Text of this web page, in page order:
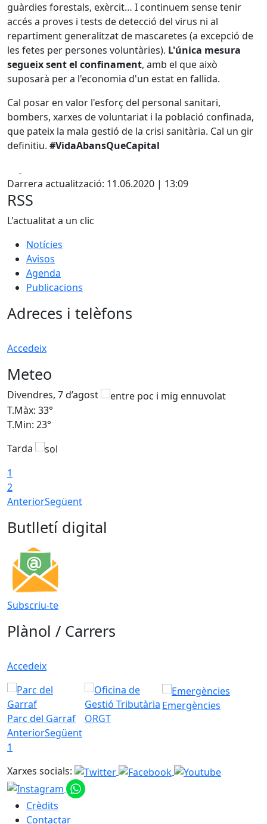
guàrdies forestals, exèrcit… I continuem sense tenir
accés a proves i tests de detecció del virus ni al
repartiment generalitzat de mascaretes (a excepció de
les fetes per persones voluntàries). L'única mesura
segueix sent el confinament, amb el que això
suposarà per a l'economia d'un estat en fallida.
Cal posar en valor l'esforç del personal sanitari,
bombers, xarxes de voluntariat i la població confinada,
que pateix la mala gestió de la crisi sanitària. Cal un gir
definitiu. #VidaAbansQueCapital
Darrera actualització: 11.06.2020 | 13:09
RSS
L'actualitat a un clic
Notícies
Avisos
Agenda
Publicacions
Adreces i telèfons
Accedeix
Meteo
Divendres, 7 d’agost
T.Màx: 33°
T.Min: 23°
Tarda
1
2
AnteriorSegüent
Butlletí digital
Subscriu-te
Plànol / Carrers
Accedeix
Parc del Garraf ORGT
Emergències
AnteriorSegüent
1
Xarxes socials:
Crèdits
Contactar